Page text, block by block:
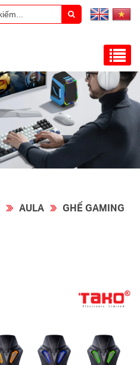
AULA GHẾ GAMING